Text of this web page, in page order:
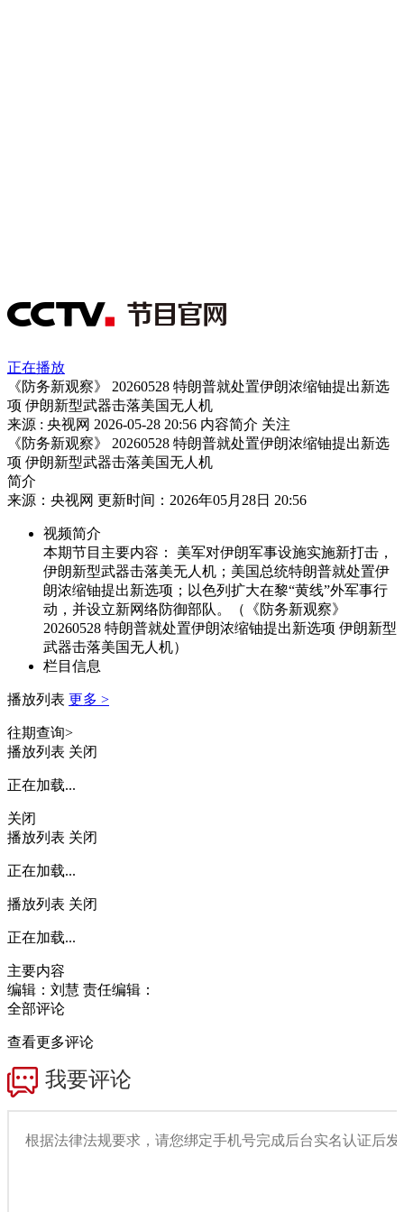
正在播放
《防务新观察》 20260528 特朗普就处置伊朗浓缩铀提出新选
项 伊朗新型武器击落美国无人机
来源 : 央视网 2026-05-28 20:56 内容简介 关注
《防务新观察》 20260528 特朗普就处置伊朗浓缩铀提出新选
项 伊朗新型武器击落美国无人机
简介
来源：央视网 更新时间：2026年05月28日 20:56
视频简介
本期节目主要内容： 美军对伊朗军事设施实施新打击，
伊朗新型武器击落美无人机；美国总统特朗普就处置伊
朗浓缩铀提出新选项；以色列扩大在黎“黄线”外军事行
动，并设立新网络防御部队。（《防务新观察》
20260528 特朗普就处置伊朗浓缩铀提出新选项 伊朗新型
武器击落美国无人机）
栏目信息
播放列表 更多 >
往期查询>
播放列表 关闭
正在加载...
关闭
播放列表 关闭
正在加载...
播放列表 关闭
正在加载...
主要内容
编辑：刘慧 责任编辑：
全部评论
查看更多评论